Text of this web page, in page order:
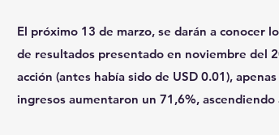
El próximo 13 de marzo, se darán a conocer
de resultados presentado en noviembre del
acción (antes había sido de USD 0.01),
ingresos aumentaron un 71,6%,